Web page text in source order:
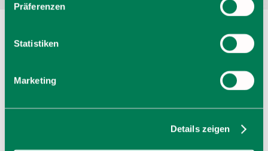
Präferenzen
Statistiken
Marketing
Details zeigen